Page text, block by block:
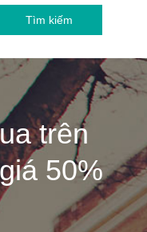
Tìm kiếm
trên
50%